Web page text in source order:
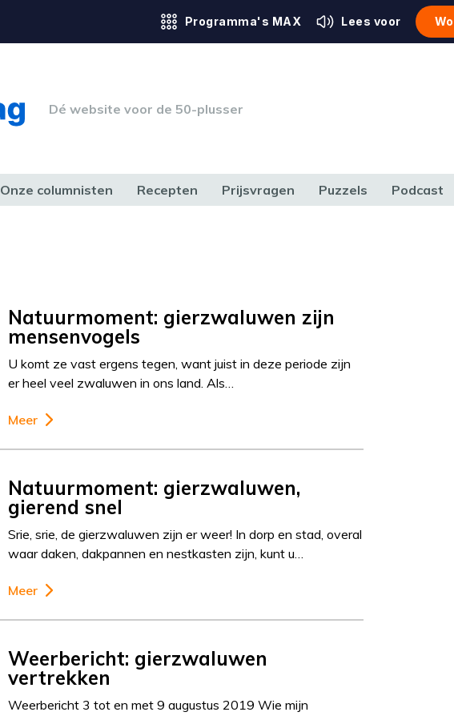
Programma's MAX Lees voor
Dé website voor de 50-plusser
Onze columnisten Recepten Prijsvragen Puzzels Podcast
Natuurmoment: gierzwaluwen zijn
mensenvogels
U komt ze vast ergens tegen, want juist in deze periode zijn
er heel veel zwaluwen in ons land. Als…
Meer
Natuurmoment: gierzwaluwen,
gierend snel
Srie, srie, de gierzwaluwen zijn er weer! In dorp en stad, overal
waar daken, dakpannen en nestkasten zijn, kunt u…
Meer
Weerbericht: gierzwaluwen
vertrekken
Weerbericht 3 tot en met 9 augustus 2019 Wie mijn